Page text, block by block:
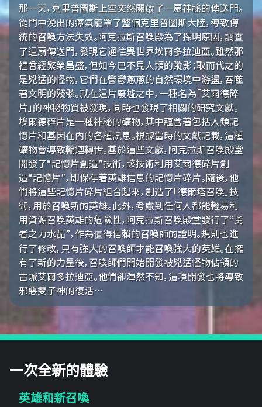
那一天，克里普圖斯上空突然開啟了一扇神祕的傳送門。
從門中湧出的瘴氣籠罩了整個克里普圖斯大陸，導致傳
統的召喚方法失效。阿克拉斯召喚殿為了探明原因，調查
了這扇傳送門，發現它通往異世界埃爾多拉迪亞。雖然那
裡曾經繁榮昌盛，但如今已不見人類的蹤影；取而代之的
是兇猛的怪物，它們在鬱鬱蔥蔥的自然環境中游盪，吞噬
著文明的殘骸。就在這片廢墟之中，一種名為「艾爾德碎
片」的神秘物質被發現，同時也發現了相關的研究文獻。
埃爾德碎片是一種神秘的礦物，其中蘊含著包括人類記
憶片和基因在內的各種訊息。根據當時的文獻記載，這種
礦物會導致輪迴轉世。基於這些文獻，阿克拉斯召喚殿堂
開發了“記憶片創造”技術，該技術利用艾爾德碎片創
造“記憶片”，即保存著英雄信息的記憶片碎片。隨後，他
們將這些記憶片碎片組合起來，創造了「德爾塔召喚」技
術，用於召喚新的英雄。此外，考慮到任何人都能輕易利
用資源召喚英雄的危險性，阿克拉斯召喚殿堂發行了“勇
者之力水晶”，作為值得信賴的召喚師的證明。規則也進
行了修改，只有強大的召喚師才能召喚強大的英雄。在擁
有了新的力量後，召喚師們開始開發被兇猛怪物佔領的
古城艾爾多拉迪亞。他們卻渾然不知，這項開發也將導致
邪惡雙子神的復活…
一次全新的體驗
英雄和新召喚